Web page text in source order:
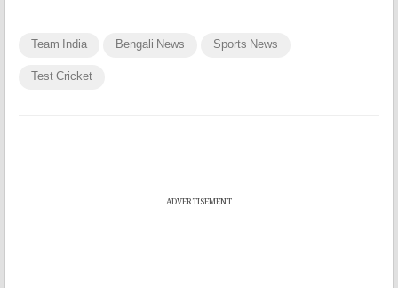
Team India Bengali News Sports News
Test Cricket
ADVERTISEMENT